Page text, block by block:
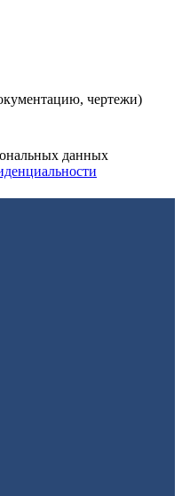
чертежи)
данных